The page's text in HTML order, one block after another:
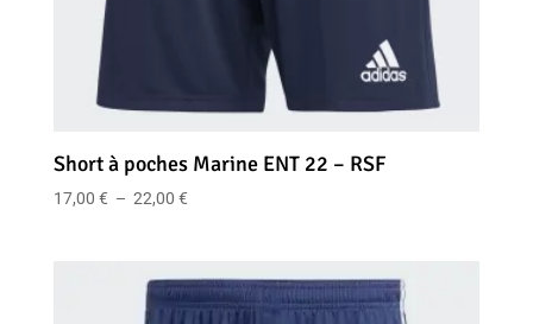
Short à poches Marine ENT 22 – RSF
17,00 € – 22,00 €Plage
17,00 €
à